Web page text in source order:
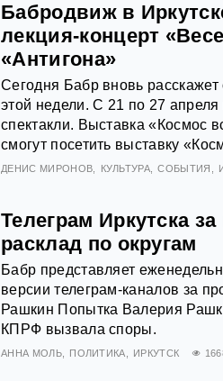
Бабродвиж в
лекция-концерт
«Антигона»
Сегодня Бабр вновь
этой недели. С 21 по 27
спектакли. Выставка «Космос
смогут посетить выставку
ДЕНИС МИРОНОВ КУЛЬТУРА СОБЫТИЯ
Телеграм Иркутска
расклад по округам
Бабр представляет
версии телеграм-каналов за
Рашкин Попытка Валерия
КПРФ вызвала споры.
АННА МОЛЬ ПОЛИТИКА ИРКУТСК